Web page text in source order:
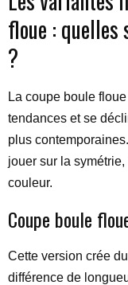
floue : quelles
?
La coupe boule
tendances et se
plus
jouer sur la
couleur.
Coupe boule
Cette version crée
différence de